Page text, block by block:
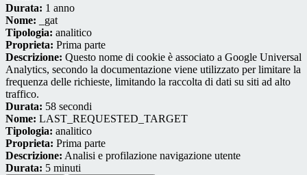
Durata: 1 anno
Nome: _gat
Tipologia: analitico
Proprieta: Prima parte
Descrizione: Questo nome di cookie è associato a Google Universal
Analytics, secondo la documentazione viene utilizzato per limitare la
frequenza delle richieste, limitando la raccolta di dati su siti ad alto
traffico.
Durata: 58 secondi
Nome: LAST_REQUESTED_TARGET
Tipologia: analitico
Proprieta: Prima parte
Descrizione: Analisi e profilazione navigazione utente
Durata: 5 minuti